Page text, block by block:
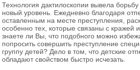
Технология дактилоскопии вывела
новый уровень. Ежедневно благодаря
оставленным на месте преступления,
особенно тех, которые связаны с кражей
знаете ли Вы, что подобного можно
попросить совершить преступление
группу детей? Дело в том, что детские
обладают свойством быстро исчезать.